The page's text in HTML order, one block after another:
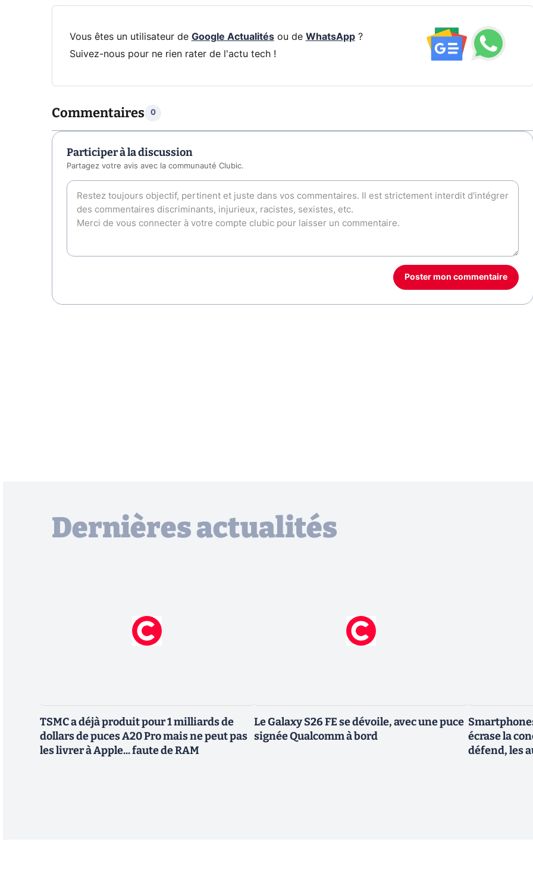
Vous êtes un utilisateur de Google Actualitésou de WhatsApp?
Suivez-nous pour ne rien rater de l'actu tech !
Commentaires 0
Participer à la discussion
Partagez votre avis avec la communauté Clubic.
Poster mon commentaire
Dernières actualités
TSMC a déjà produit pour 1 milliards de
dollars de puces A20 Pro mais ne peut pas
les livrer à Apple... faute de RAM
Le Galaxy S26 FE se dévoile, avec une puce
signée Qualcomm à bord
écrase la
défend, les